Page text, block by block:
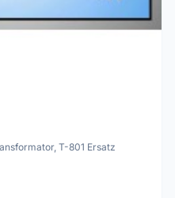
T-801 Ersatz